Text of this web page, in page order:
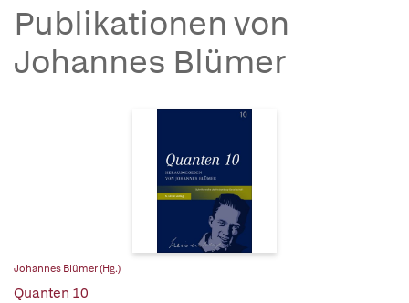
Publikationen von
Johannes Blümer
Johannes Blümer (Hg.)
Quanten 10